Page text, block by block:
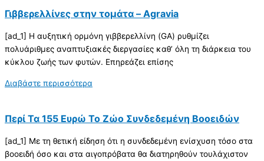
Γιββερελλίνες στην τομάτα – Agravia
[ad_1] Η αυξητική ορμόνη γιββερελλίνη (GA) ρυθμίζει
πολυάριθμες αναπτυξιακές διεργασίες καθ’ όλη τη διάρκεια του
κύκλου ζωής των φυτών. Επηρεάζει επίσης
Διαβάστε περισσότερα
Περί Τα 155 Ευρώ Το Ζώο Συνδεδεμένη Βοοειδών
[ad_1] Με τη θετική είδηση ότι η συνδεδεµένη ενίσχυση τόσο στα
βοοειδή όσο και στα αιγοπρόβατα θα διατηρηθούν τουλάχιστον